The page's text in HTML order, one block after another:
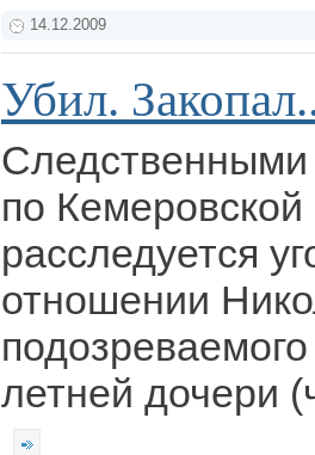
14.12.2009
Убил.
по Кемеровской
расследуется
отношении
летней дочери